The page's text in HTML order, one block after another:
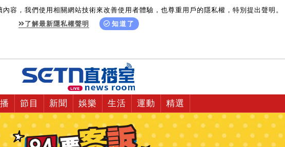
容，我們使用相關網站技術來改善使用者體驗，也尊重用戶的隱私權，特別提出聲明。
了解最新隱私權聲明
知道了
節目 新聞 娛樂 生活 運動 精選